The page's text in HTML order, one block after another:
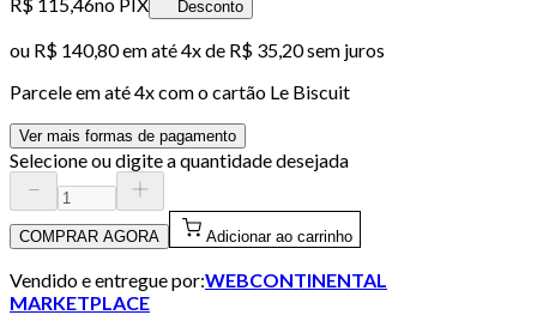
Desconto
ou R$ 140,80em até4x de R$ 35,20 sem juros
Parcele em até4x com o cartão Le Biscuit
Ver mais formas de pagamento
Selecione ou digite a quantidade desejada
COMPRAR AGORA Adicionar ao carrinho
Vendido e entregue por:WEBCONTINENTAL
MARKETPLACE